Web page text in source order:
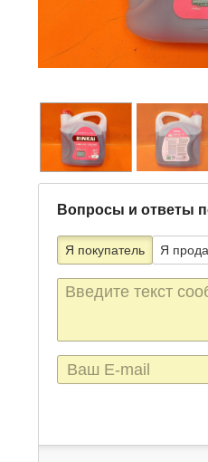
Вопросы и ответы
Я покупатель Я
Текст
сообщения
E-
mail